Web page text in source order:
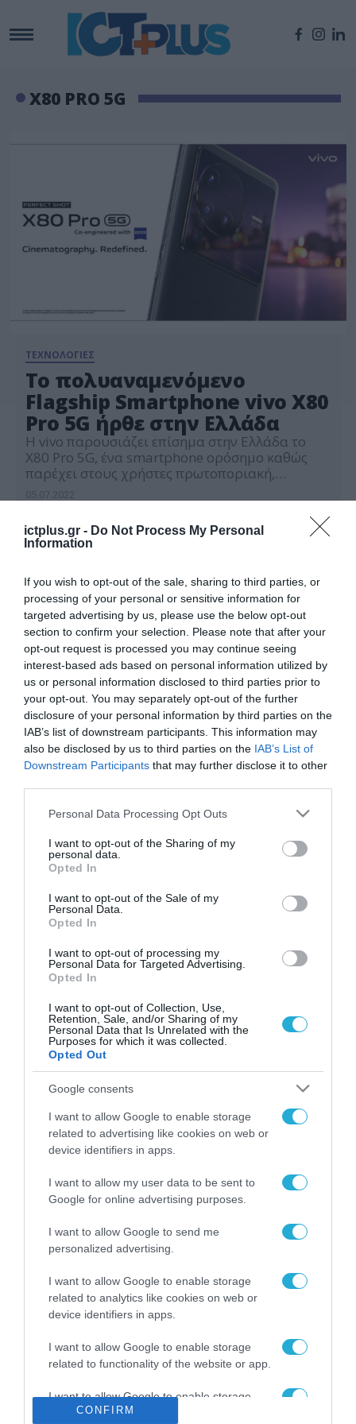
ictplus.gr - Do Not Process My Personal
Information
If you wish to opt-out of the sale, sharing to third parties, or
processing of your personal or sensitive information for
targeted advertising by us, please use the below opt-out
section to confirm your selection. Please note that after your
opt-out request is processed you may continue seeing
interest-based ads based on personal information utilized by
us or personal information disclosed to third parties prior to
your opt-out. You may separately opt-out of the further
disclosure of your personal information by third parties on the
IAB’s list of downstream participants. This information may
also be disclosed by us to third parties on the IAB’s List of
Downstream Participants that may further disclose it to other
Please note that this website/app uses one or more Google
not limited to your visit or usage behaviour. You may click to
grant or deny consent to Google and its third-party tags to
use your data for below specified purposes in below Google
consent section.
Personal Data Processing Opt Outs
I want to opt-out of the Sharing of my
personal data.
Opted In
I want to opt-out of the Sale of my
Personal Data.
Opted In
I want to opt-out of processing my
Personal Data for Targeted Advertising.
Opted In
I want to opt-out of Collection, Use,
Retention, Sale, and/or Sharing of my
Personal Data that Is Unrelated with the
Purposes for which it was collected.
Opted Out
Google consents
I want to allow Google to enable storage
related to advertising like cookies on web or
device identifiers in apps.
I want to allow my user data to be sent to
Google for online advertising purposes.
I want to allow Google to send me
personalized advertising.
I want to allow Google to enable storage
related to analytics like cookies on web or
device identifiers in apps.
I want to allow Google to enable storage
related to functionality of the website or app.
I want to allow Google to enable storage
related to personalization.
CONFIRM
X80 PRO 5G
ΤΕΧΝΟΛΟΓΙΕΣ
Το πολυαναμενόμενο
Flagship Smartphone vivo X80
Pro 5G ήρθε στην Ελλάδα
Η vivo παρουσιάζει επίσημα στην Ελλάδα το
X80 Pro 5G, ένα smartphone ορόσημο καθώς
παρέχει στους χρήστες πρωτοποριακή,
νέα κινηματογραφικά χαρακτηριστικά που
έχουν σχεδιαστεί σε συνεργασία με την
κορυφαία εταιρεία ZEISS. Βασισμένο στη σειρά
Χ της vivo, το X80 Pro αποδεικνύει τη συνεχή
αγορά […]
ΡΟΗ ΕΙΔΗΣΕΩΝ
Το χρηματοδοτούμενο
από την ΕΕ έργο “The
Gaming Police”
ενισχύει την ασφάλεια
των παιδιών στο
31.07.2026
ΑΑΔΕ: Διευκρινίσεις
για τα πρόστιμα σε
παραβάσεις που
31.07.2026
Τεχνητή Νοημοσύνη
δεν είναι απλώς μια
νέα τεχνολογία, είναι
επανάσταση»
31.07.2026
Νέος οδηγός του ΕΚΤ
για τη χρηματοδότηση
των ελληνικών
επιχειρήσεων στον
χώρο της άμυνας